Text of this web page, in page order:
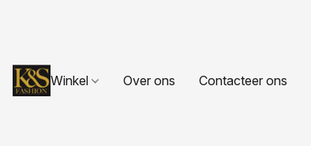
Winkel Over ons Contacteer ons